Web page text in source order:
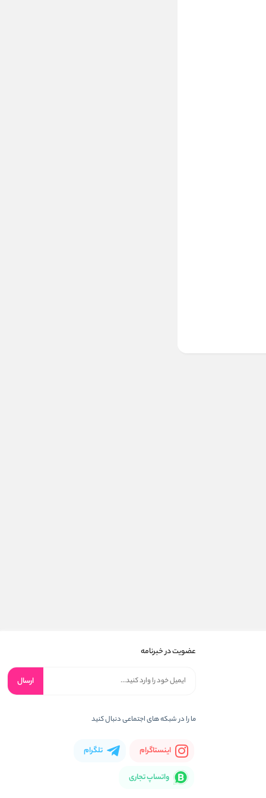
عضویت در خبرنامه
ارسال
ما را در شبکه های اجتماعی دنبال کنید
اینستاگرام تلگرام
واتساپ تجاری